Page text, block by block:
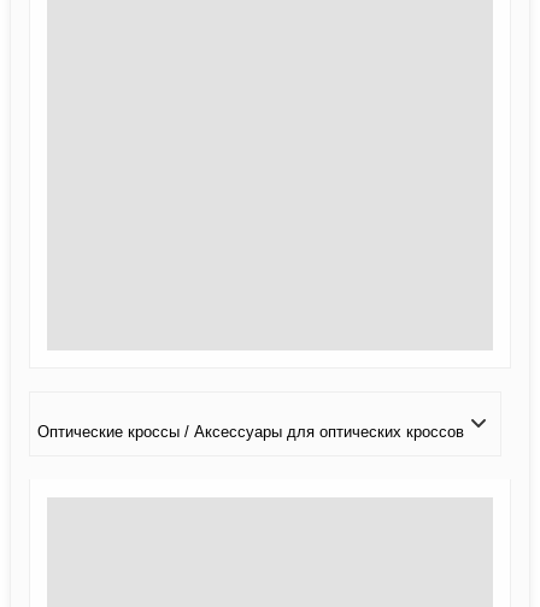
Оптические кроссы / Аксессуары для оптических кроссов